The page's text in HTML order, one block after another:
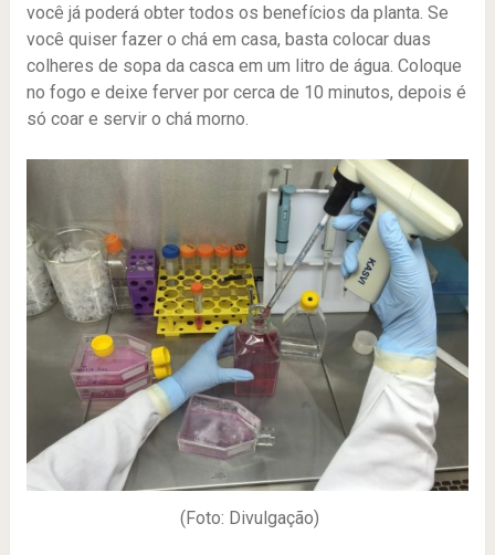
você já poderá obter todos os benefícios da planta. Se
você quiser fazer o chá em casa, basta colocar duas
colheres de sopa da casca em um litro de água. Coloque
no fogo e deixe ferver por cerca de 10 minutos, depois é
só coar e servir o chá morno.
(Foto: Divulgação)